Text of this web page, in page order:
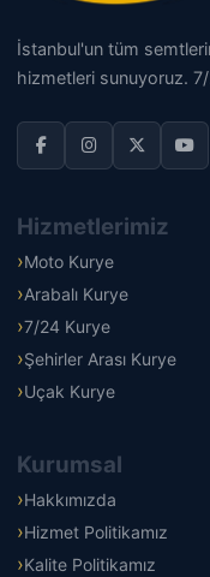
İstanbul'un tüm
hizmetleri sunuyoruz. 7/
Hizmetlerimiz
Moto Kurye
Arabalı Kurye
7/24 Kurye
Şehirler Arası Kurye
Uçak Kurye
Kurumsal
Hakkımızda
Hizmet Politikamız
Kalite Politikamız